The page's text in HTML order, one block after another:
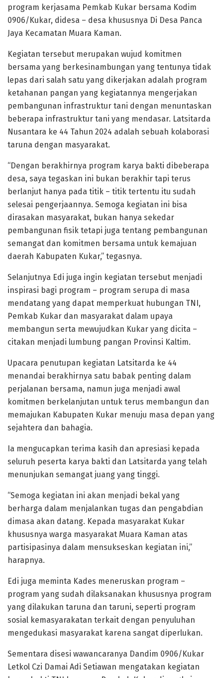
program kerjasama Pemkab Kukar bersama Kodim
0906/Kukar, didesa – desa khususnya Di Desa Panca
Jaya Kecamatan Muara Kaman.
Kegiatan tersebut merupakan wujud komitmen
bersama yang berkesinambungan yang tentunya tidak
lepas dari salah satu yang dikerjakan adalah program
ketahanan pangan yang kegiatannya mengerjakan
pembangunan infrastruktur tani dengan menuntaskan
beberapa infrastruktur tani yang mendasar. Latsitarda
Nusantara ke 44 Tahun 2024 adalah sebuah kolaborasi
taruna dengan masyarakat.
“Dengan berakhirnya program karya bakti dibeberapa
desa, saya tegaskan ini bukan berakhir tapi terus
berlanjut hanya pada titik – titik tertentu itu sudah
selesai pengerjaannya. Semoga kegiatan ini bisa
dirasakan masyarakat, bukan hanya sekedar
pembangunan fisik tetapi juga tentang pembangunan
semangat dan komitmen bersama untuk kemajuan
daerah Kabupaten Kukar,” tegasnya.
Selanjutnya Edi juga ingin kegiatan tersebut menjadi
inspirasi bagi program – program serupa di masa
mendatang yang dapat memperkuat hubungan TNI,
Pemkab Kukar dan masyarakat dalam upaya
membangun serta mewujudkan Kukar yang dicita –
citakan menjadi lumbung pangan Provinsi Kaltim.
Upacara penutupan kegiatan Latsitarda ke 44
menandai berakhirnya satu babak penting dalam
perjalanan bersama, namun juga menjadi awal
komitmen berkelanjutan untuk terus membangun dan
memajukan Kabupaten Kukar menuju masa depan yang
sejahtera dan bahagia.
Ia mengucapkan terima kasih dan apresiasi kepada
seluruh peserta karya bakti dan Latsitarda yang telah
menunjukan semangat juang yang tinggi.
“Semoga kegiatan ini akan menjadi bekal yang
berharga dalam menjalankan tugas dan pengabdian
dimasa akan datang. Kepada masyarakat Kukar
khususnya warga masyarakat Muara Kaman atas
partisipasinya dalam mensukseskan kegiatan ini,”
harapnya.
Edi juga meminta Kades meneruskan program –
program yang sudah dilaksanakan khususnya program
yang dilakukan taruna dan taruni, seperti program
sosial kemasyarakatan terkait dengan penyuluhan
mengedukasi masyarakat karena sangat diperlukan.
Sementara disesi wawancaranya Dandim 0906/Kukar
Letkol Czi Damai Adi Setiawan mengatakan kegiatan